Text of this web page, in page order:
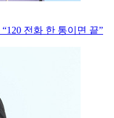
전화 한 통이면 끝”